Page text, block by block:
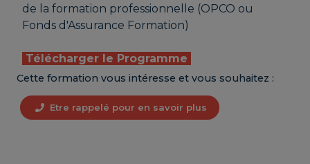
de la formation professionnelle (OPCO ou
Fonds d'Assurance Formation)
Télécharger le Programme
Cette formation vous intéresse et vous souhaitez :
Etre rappelé pour en savoir plus